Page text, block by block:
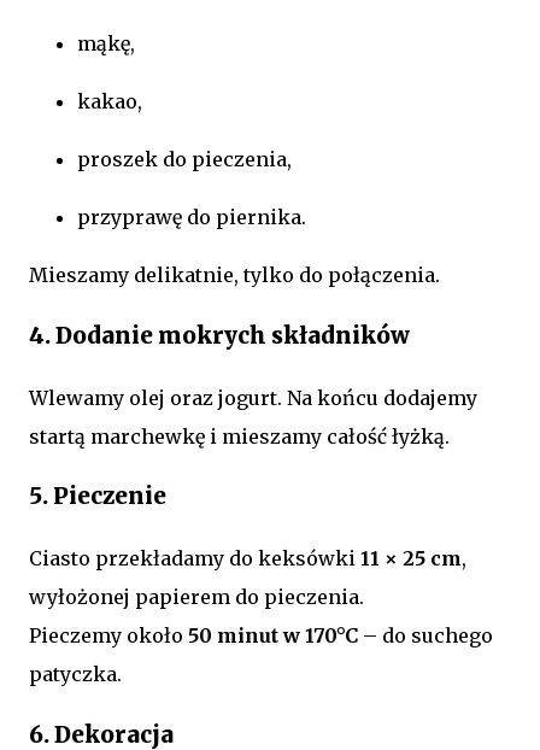
mąkę,
kakao,
proszek do pieczenia,
przyprawę do piernika.
Mieszamy delikatnie, tylko do połączenia.
4. Dodanie mokrych składników
Wlewamy olej oraz jogurt. Na końcu dodajemy
startą marchewkę i mieszamy całość łyżką.
5. Pieczenie
Ciasto przekładamy do keksówki 11 × 25 cm,
wyłożonej papierem do pieczenia.
Pieczemy około 50 minut w 170°C – do suchego
patyczka.
6. Dekoracja